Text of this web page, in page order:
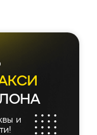
без
осталась
и ожидала.
и